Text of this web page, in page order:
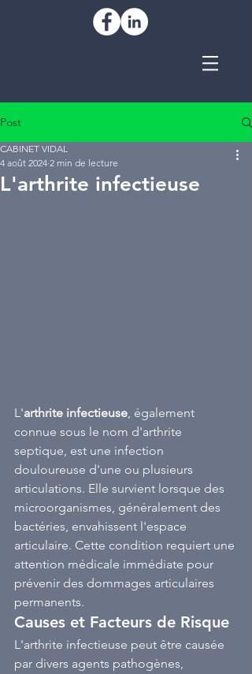
Post
L'arthrite infectieuse
CABINET VIDAL
4 août 2024 2 min de lecture
L'arthrite infectieuse, également
connue sous le nom d'arthrite
septique, est une infection
douloureuse d'une ou plusieurs
articulations. Elle survient lorsque des
microorganismes, généralement des
bactéries, envahissent l'espace
articulaire. Cette condition requiert une
attention médicale immédiate pour
prévenir des dommages articulaires
permanents.
Causes et Facteurs de Risque
L'arthrite infectieuse peut être causée
par divers agents pathogènes,